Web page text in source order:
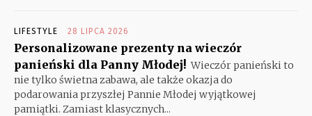
LIFESTYLE 28 LIPCA 2026
Personalizowane prezenty na wieczór
panieński dla Panny Młodej! Wieczór panieński to
nie tylko świetna zabawa, ale także okazja do
podarowania przyszłej Pannie Młodej wyjątkowej
pamiątki. Zamiast klasycznych...